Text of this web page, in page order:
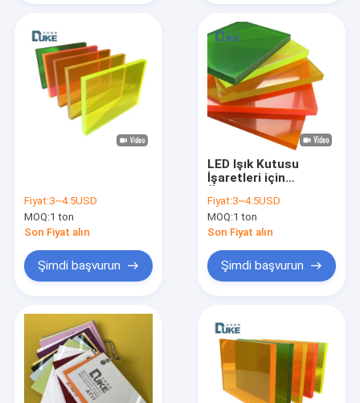
Ürünler
Hakkımızda
Fiyat:3~4.5USD
MOQ:1 ton
Son Fiyat alın
Şimdi başvurun
LED Işık Kutusu
İşaretleri için
Floresan PMMA
Tablosu - OEM
Reklam Ekran
Fiyat:3~4.5USD
MOQ:1 ton
Son Fiyat alın
Şimdi başvurun